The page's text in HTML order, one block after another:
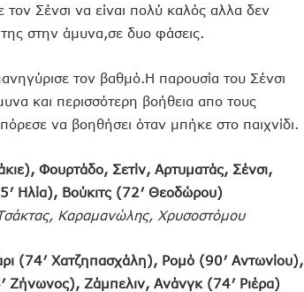
Σένσι να είναι πολύ καλός αλλα δεν
στην άμυνα,σε δυο φάσεις.
τον βαθμό.Η παρουσία του Σένσι
και περισσότερη βοήθεια απο τους
να βοηθήσει όταν μπήκε στο παιχνίδι.
Φουρτάδο, Σετίν, Αρτυματάς, Σένσι,
Ηλία), Βούκιτς (72′ Θεοδώρου)
Καραμανώλης, Χρυσοστόμου
(74′ Χατζηπασχάλη), Ρομό (90′ Aντωνίου),
Ζήνωνος), Ζάμπελιν, Ανάνγκ (74′ Ριέρα)